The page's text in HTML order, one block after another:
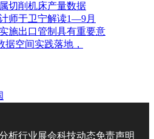
切削机床产量数据
师于卫宁解读1—9月
施出口管制具有重要意
据空间实践落地，
析行业展会科技动态免责声明